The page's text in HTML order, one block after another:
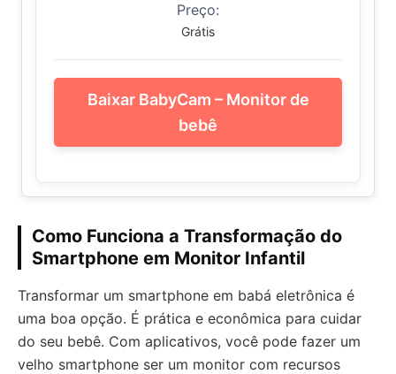
Preço:
Grátis
Baixar BabyCam – Monitor de
bebê
Como Funciona a Transformação do
Smartphone em Monitor Infantil
Transformar um smartphone em babá eletrônica é
uma boa opção. É prática e econômica para cuidar
do seu bebê. Com aplicativos, você pode fazer um
velho smartphone ser um monitor com recursos